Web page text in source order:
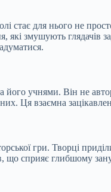
стає для нього не
які змушують
учнями. Він не
Ця взаємна
гри. Творці
що сприяє глибшому